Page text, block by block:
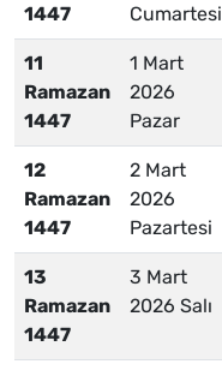
1447
Cumartesi
11
Ramazan
1447
1 Mart
2026
Pazar
12
Ramazan
1447
2 Mart
2026
Pazartesi
13
Ramazan
1447
3 Mart
2026 Salı